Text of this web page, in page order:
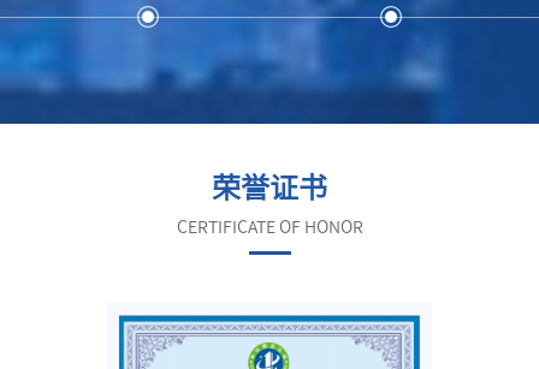
荣誉证书
CERTIFICATE OF HONOR